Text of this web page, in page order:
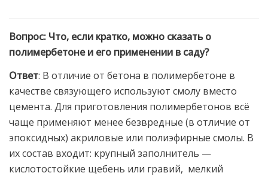
Вопрос: Что, если кратко, можно сказать о
полимербетоне и его применении в саду?
Ответ: В отличие от бетона в полимербетоне в
качестве связующего используют смолу вместо
цемента. Для приготовления полимербетонов всё
чаще применяют менее безвредные (в отличие от
эпоксидных) акриловые или полиэфирные смолы. В
их состав входит: крупный заполнитель —
кислотостойкие щебень или гравий, мелкий